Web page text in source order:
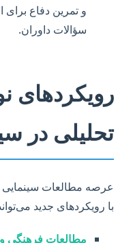
و تمرین دفاع برای
سؤالات داوران.
رویکردهای
تحلیلی در
عرصه مطالعات
با رویکردهای جدید
مطالعات فرهنگی